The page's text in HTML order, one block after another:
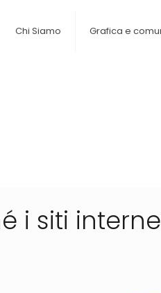
Chi Siamo Grafica e
i siti